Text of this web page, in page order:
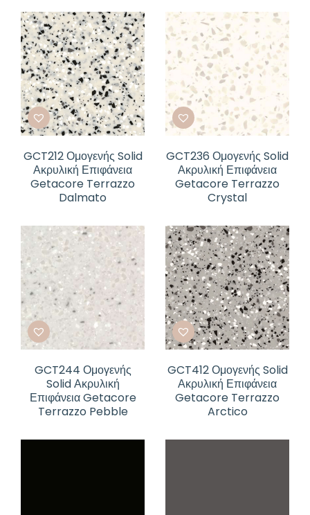
GCT212 Ομογενής Solid
Ακρυλική Επιφάνεια
Getacore Terrazzo
Dalmato
GCT236 Ομογενής Solid
Ακρυλική Επιφάνεια
Getacore Terrazzo
Crystal
GCT244 Ομογενής
Solid Ακρυλική
Επιφάνεια Getacore
Terrazzo Pebble
GCT412 Ομογενής Solid
Ακρυλική Επιφάνεια
Getacore Terrazzo
Arctico